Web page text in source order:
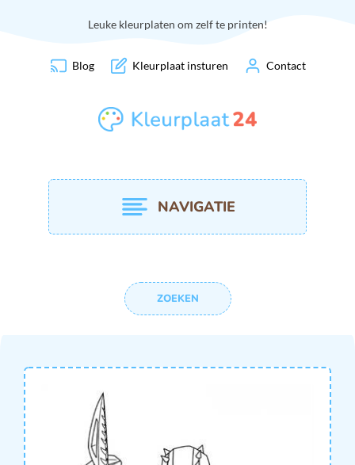
Leuke kleurplaten om zelf te printen!
Blog Kleurplaat insturen Contact
NAVIGATIE
ZOEKEN